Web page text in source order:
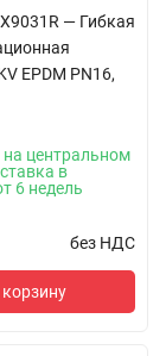
— Гибкая
EPDM PN16,
центральном
в
6 недель
без НДС